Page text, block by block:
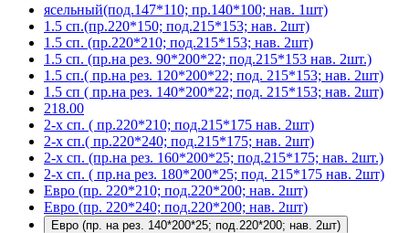
ясельный(под.147*110; пр.140*100; нав. 1шт)
1.5 сп.(пр.220*150; под.215*153; нав. 2шт)
1.5 сп. (пр.220*210; под.215*153; нав. 2шт)
1.5 сп. (пр.на рез. 90*200*22; под.215*153 нав. 2шт.)
1.5 сп.( пр.на рез. 120*200*22; под. 215*153; нав. 2шт)
1.5 сп ( пр.на рез. 140*200*22; под. 215*153; нав. 2шт)
218.00
2-х сп. ( пр.220*210; под.215*175 нав. 2шт)
2-х сп.( пр.220*240; под.215*175; нав. 2шт)
2-х сп. (пр.на рез. 160*200*25; под.215*175; нав. 2шт.)
2-х сп. ( пр.на рез. 180*200*25; под. 215*175 нав. 2шт)
Евро (пр. 220*210; под.220*200; нав. 2шт)
Евро (пр. 220*240; под.220*200; нав. 2шт)
Евро (пр. на рез. 140*200*25; под.220*200; нав. 2шт)